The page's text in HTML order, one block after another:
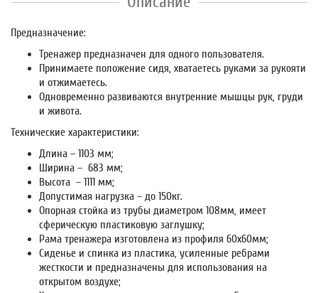
Предназначение:
Тренажер предназначен для одного пользователя.
Принимаете положение сидя, хватаетесь руками за рукояти
и отжимаетесь.
Одновременно развиваются внутренние мышцы рук, груди
и живота.
Технические характеристики:
Длина – 1103 мм;
Ширина – 683 мм;
Высота – 1111 мм;
Допустимая нагрузка – до 150кг.
Опорная стойка из трубы диаметром 108мм, имеет
сферическую пластиковую заглушку;
Рама тренажера изготовлена из профиля 60х60мм;
Сиденье и спинка из пластика, усиленные ребрами
жесткости и предназначены для использования на
открытом воздухе;